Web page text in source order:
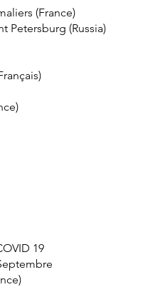
(France)
Petersburg (Russia)
19